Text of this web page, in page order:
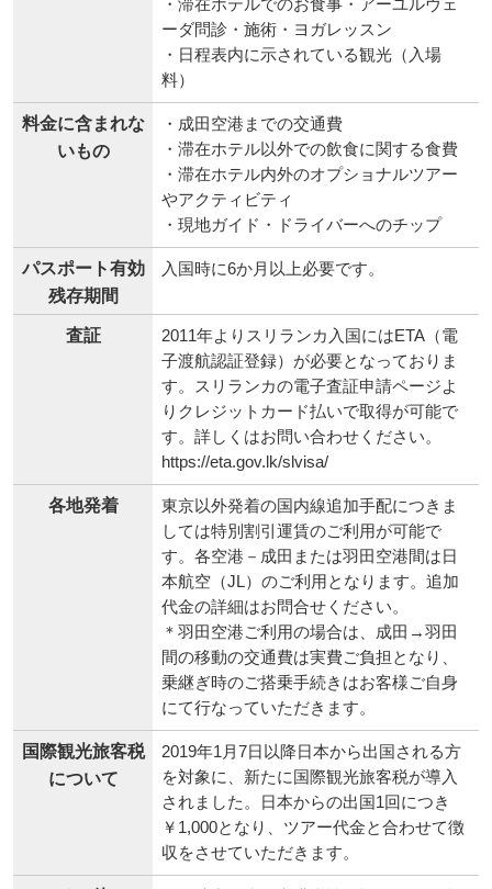
・滞在ホテルでのお食事・アーユルヴェ
ーダ問診・施術・ヨガレッスン
・日程表内に示されている観光（入場
料）
料金に含まれな
いもの
・成田空港までの交通費
・滞在ホテル以外での飲食に関する食費
・滞在ホテル内外のオプショナルツアー
やアクティビティ
・現地ガイド・ドライバーへのチップ
パスポート有効
残存期間
入国時に6か月以上必要です。
査証
2011年よりスリランカ入国にはETA（電
子渡航認証登録）が必要となっておりま
す。スリランカの電子査証申請ページよ
りクレジットカード払いで取得が可能で
す。詳しくはお問い合わせください。
https://eta.gov.lk/slvisa/
各地発着
東京以外発着の国内線追加手配につきま
しては特別割引運賃のご利用が可能で
す。各空港－成田または羽田空港間は日
本航空（JL）のご利用となります。追加
代金の詳細はお問合せください。
＊羽田空港ご利用の場合は、成田→羽田
間の移動の交通費は実費ご負担となり、
乗継ぎ時のご搭乗手続きはお客様ご自身
にて行なっていただきます。
国際観光旅客税
について
2019年1月7日以降日本から出国される方
を対象に、新たに国際観光旅客税が導入
されました。日本からの出国1回につき
￥1,000となり、ツアー代金と合わせて徴
収をさせていただきます。